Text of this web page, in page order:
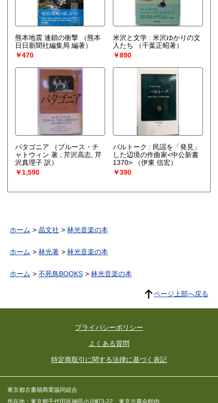
熊本地震 連鎖の衝撃
（熊本
日日新聞社編集局 編著）
￥470
米沢と文学 : 米沢ゆかりの文
人たち
（千葉正昭著）
￥890
パタゴニア
（ブルース・チ
ャトウィン 著 ; 芹沢高志, 芹
沢真理子 訳）
￥1,590
バルトーク : 民謡を「発見」
した辺境の作曲家<中公新書
1370>
（伊東 信宏）
￥390
ホーム 晶文社 林光音楽の本
ホーム 林光著 林光音楽の本
ホーム 不死鳥BOOKS 林光音楽の本
ページ上部へ戻る
プライバシーポリシー
よくある質問
特定商取引に関する法律に基づく表記
東京都古書籍商業協同組合
所在地：東京都千代田区神田小川町3-22 東京古書会館内